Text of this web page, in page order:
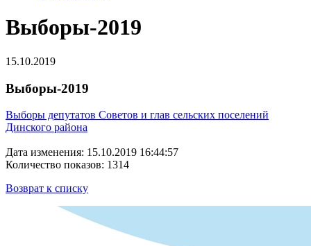
Выборы-2019
15.10.2019
Выборы-2019
Выборы депутатов Советов и глав сельских поселений
Динского района
Дата изменения: 15.10.2019 16:44:57
Количество показов: 1314
Возврат к списку